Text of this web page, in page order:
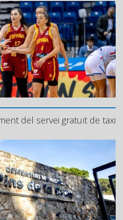
del servei gratuït de taxi